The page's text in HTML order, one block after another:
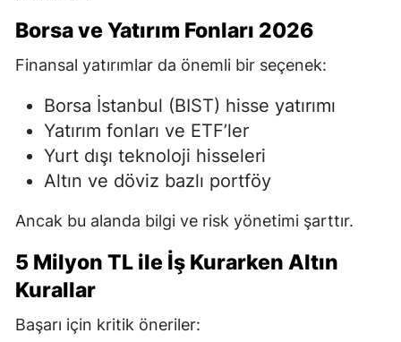
Borsa ve Yatırım Fonları 2026
Finansal yatırımlar da önemli bir seçenek:
Borsa İstanbul (BIST) hisse yatırımı
Yatırım fonları ve ETF’ler
Yurt dışı teknoloji hisseleri
Altın ve döviz bazlı portföy
Ancak bu alanda bilgi ve risk yönetimi şarttır.
5 Milyon TL ile İş Kurarken Altın
Kurallar
Başarı için kritik öneriler: